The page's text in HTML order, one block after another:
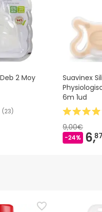
2 Moy
(23)
Suavinex
6m 1ud
9,00€
-24% 6,